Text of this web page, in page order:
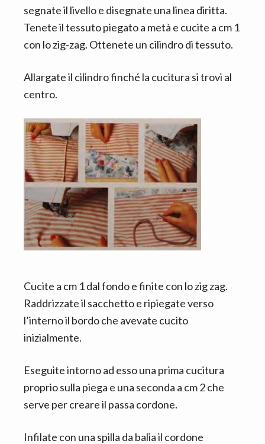
segnate il livello e disegnate una linea diritta.
Tenete il tessuto piegato a metà e cucite a cm 1
con lo zig-zag. Ottenete un cilindro di tessuto.
Allargate il cilindro finché la cucitura si trovi al
centro.
Cucite a cm 1 dal fondo e finite con lo zig zag.
Raddrizzate il sacchetto e ripiegate verso
l’interno il bordo che avevate cucito
inizialmente.
Eseguite intorno ad esso una prima cucitura
proprio sulla piega e una seconda a cm 2 che
serve per creare il passa cordone.
Infilate con una spilla da balia il cordone